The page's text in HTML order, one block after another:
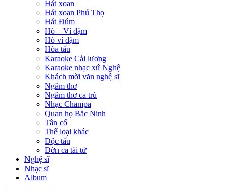
Hát xoan
Hát xoan Phú Thọ
Hát Đúm
Hò – Ví dặm
Hò ví dặm
Hòa tấu
Karaoke Cải lương
Karaoke nhạc xứ Nghệ
Khách mời văn nghệ sĩ
Ngâm thơ
Ngâm thơ ca trù
Nhạc Champa
Quan họ Bắc Ninh
Tân cổ
Thể loại khác
Độc tấu
Đờn ca tài tử
Nghệ sĩ
Nhạc sĩ
Album